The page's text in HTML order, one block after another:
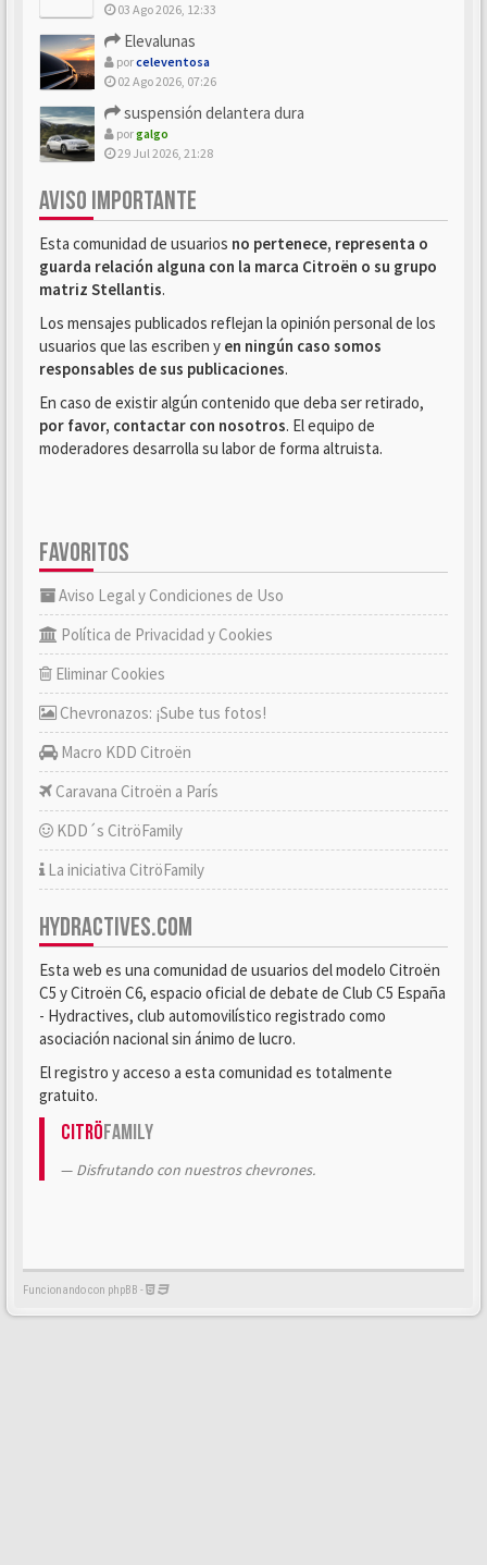
03 Ago 2026, 12:33
Elevalunas
porceleventosa
02 Ago 2026, 07:26
suspensión delantera dura
porgalgo
29 Jul 2026, 21:28
AVISO IMPORTANTE
Esta comunidad de usuarios no pertenece, representa o
guarda relación alguna con la marca Citroën o su grupo
matriz Stellantis.
Los mensajes publicados reflejan la opinión personal de los
usuarios que las escriben y en ningún caso somos
responsables de sus publicaciones.
En caso de existir algún contenido que deba ser retirado,
por favor, contactar con nosotros. El equipo de
moderadores desarrolla su labor de forma altruista.
FAVORITOS
Aviso Legal y Condiciones de Uso
Política de Privacidad y Cookies
Eliminar Cookies
Chevronazos: ¡Sube tus fotos!
Macro KDD Citroën
Caravana Citroën a París
KDD´s CitröFamily
La iniciativa CitröFamily
HYDRACTIVES.COM
Esta web es una comunidad de usuarios del modelo Citroën
C5 y Citroën C6, espacio oficial de debate de Club C5 España
- Hydractives, club automovilístico registrado como
asociación nacional sin ánimo de lucro.
El registro y acceso a esta comunidad es totalmente
gratuito.
CitröFamily
Disfrutando con nuestros chevrones.
Funcionando con phpBB -